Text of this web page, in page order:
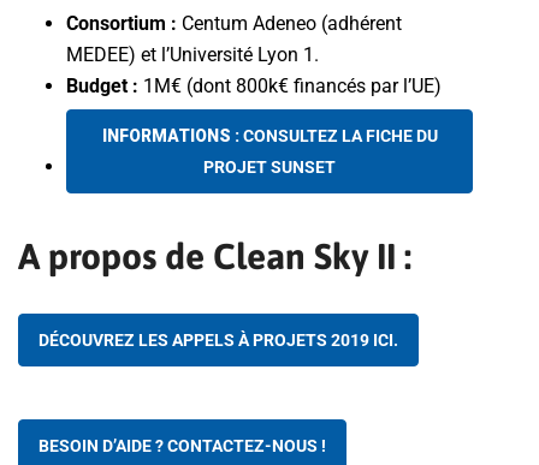
Consortium : Centum Adeneo (adhérent
MEDEE) et l’Université Lyon 1.
Budget : 1M€ (dont 800k€ financés par l’UE)
INFORMATIONS :CONSULTEZ LA FICHE DU
PROJET SUNSET
A propos de Clean Sky II :
DÉCOUVREZ LES APPELS À PROJETS 2019 ICI.
BESOIN D’AIDE ? CONTACTEZ-NOUS !